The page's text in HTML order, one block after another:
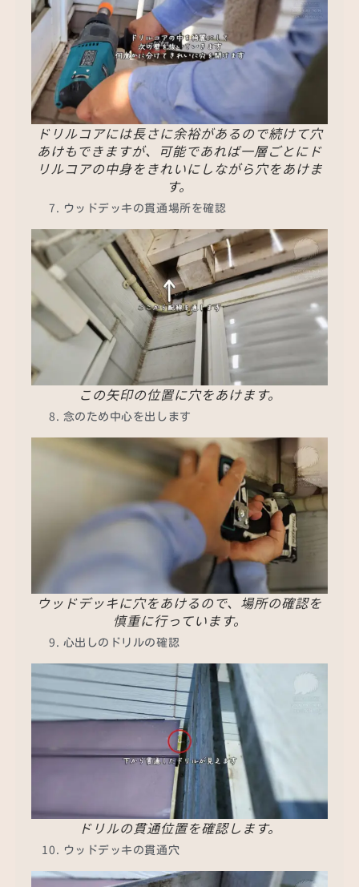
ドリルコアには長さに余裕があるので続けて穴
あけもできますが、可能であれば一層ごとにド
リルコアの中身をきれいにしながら穴をあけま
す。
ウッドデッキの貫通場所を確認
この矢印の位置に穴をあけます。
念のため中心を出します
ウッドデッキに穴をあけるので、場所の確認を
慎重に行っています。
心出しのドリルの確認
ドリルの貫通位置を確認します。
ウッドデッキの貫通穴